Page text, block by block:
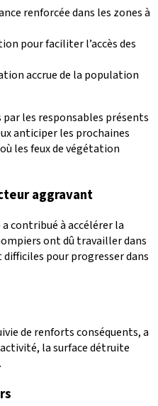
renforcée dans les zones à
pour faciliter l’accès des
accrue de la population
les responsables présents
anticiper les prochaines
les feux de végétation
aggravant
contribué à accélérer la
ont dû travailler dans
pour progresser dans
de renforts conséquents, a
la surface détruite